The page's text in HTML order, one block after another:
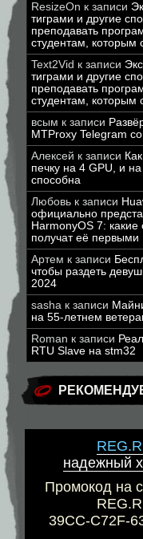
ResizeOn к записи
тиграми и другие
преподавать
студентам, которым
Text2Vid к записи
тиграми и другие
преподавать
студентам, которым
всым к записи
MTProxy Telegram со
Алексей к записи
печку на 4 GPU, и
способна
Любовь к записи
официально
HarmonyOS 7:
получат её первыми
Артем к записи
чтобы раздеть
2024
sasha к записи
на 55-летнем
Roman к записи
RTU Slave на stm32
надежный
Промокод на
39CC-C72F-